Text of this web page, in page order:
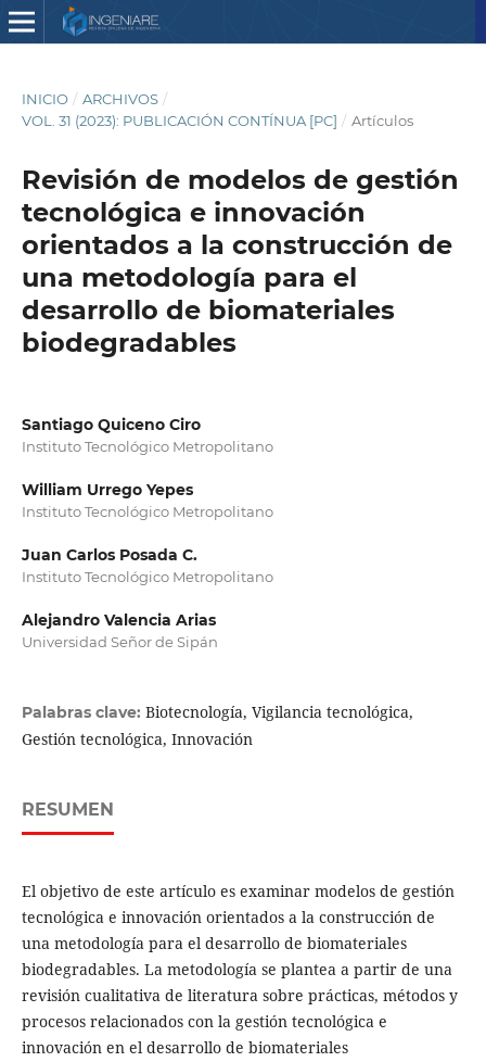
INICIO / ARCHIVOS /
VOL. 31 (2023): PUBLICACIÓN CONTÍNUA [PC] / Artículos
Revisión de modelos de gestión
tecnológica e innovación
orientados a la construcción de
una metodología para el
desarrollo de biomateriales
biodegradables
Santiago Quiceno Ciro
Instituto Tecnológico Metropolitano
William Urrego Yepes
Instituto Tecnológico Metropolitano
Juan Carlos Posada C.
Instituto Tecnológico Metropolitano
Alejandro Valencia Arias
Universidad Señor de Sipán
Palabras clave: Biotecnología, Vigilancia tecnológica,
Gestión tecnológica, Innovación
RESUMEN
El objetivo de este artículo es examinar modelos de gestión
tecnológica e innovación orientados a la construcción de
una metodología para el desarrollo de biomateriales
biodegradables. La metodología se plantea a partir de una
revisión cualitativa de literatura sobre prácticas, métodos y
procesos relacionados con la gestión tecnológica e
innovación en el desarrollo de biomateriales